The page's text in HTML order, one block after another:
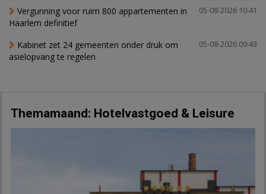
05-08-2026 10:41
Vergunning voor ruim 800 appartementen in
Haarlem definitief
05-08-2026 09:43
Kabinet zet 24 gemeenten onder druk om
asielopvang te regelen
Themamaand: Hotelvastgoed & Leisure